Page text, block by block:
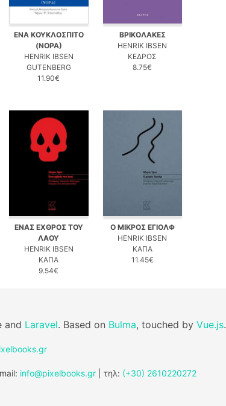
ΕΝΑ ΚΟΥΚΛΟΣΠΙΤΟ
(ΝΟΡΑ)
HENRIK IBSEN
GUTENBERG
11.90€
ΒΡΙΚΟΛΑΚΕΣ
HENRIK IBSEN
ΚΕΔΡΟΣ
8.75€
ΕΝΑΣ ΕΧΘΡΟΣ ΤΟΥ
ΛΑΟΥ
HENRIK IBSEN
ΚΑΠΑ
9.54€
Ο ΜΙΚΡΟΣ ΕΓΙΟΛΦ
HENRIK IBSEN
ΚΑΠΑ
11.45€
and Laravel. Based on Bulma, touched by Vue.js.
info@pixelbooks.gr | τηλ: (+30) 2610220272